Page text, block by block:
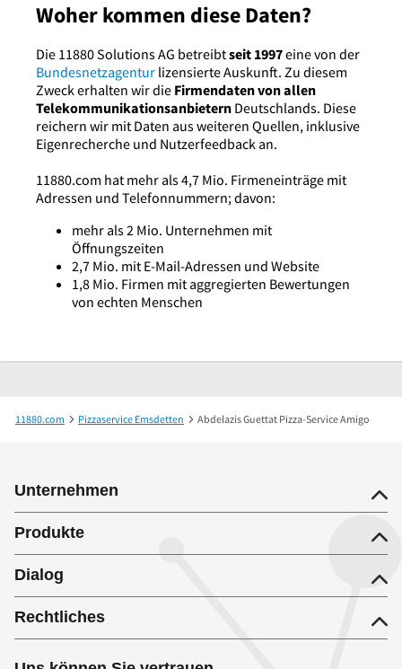
Woher kommen diese Daten?
Die 11880 Solutions AG betreibtseit 1997eine von der
Bundesnetzagentur lizensierte Auskunft. Zu diesem
Zweck erhalten wir die Firmendaten von allen
Telekommunikationsanbietern Deutschlands. Diese
reichern wir mit Daten aus weiteren Quellen, inklusive
Eigenrecherche und Nutzerfeedback an.
11880.com hat mehr als 4,7 Mio. Firmeneinträge mit
Adressen und Telefonnummern; davon:
mehr als 2 Mio. Unternehmen mit
Öffnungszeiten
2,7 Mio. mit E-Mail-Adressen und Website
1,8 Mio. Firmen mit aggregierten Bewertungen
von echten Menschen
11880.com Pizzaservice Emsdetten Abdelazis Guettat Pizza-Service Amigo
Unternehmen
Produkte
Dialog
Rechtliches